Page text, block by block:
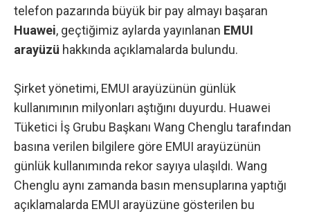
telefon pazarında büyük bir pay almayı başaran
Huawei, geçtiğimiz aylarda yayınlanan EMUI
arayüzü hakkında açıklamalarda bulundu.
Şirket yönetimi, EMUI arayüzünün günlük
kullanımının milyonları aştığını duyurdu. Huawei
Tüketici İş Grubu Başkanı Wang Chenglu tarafından
basına verilen bilgilere göre EMUI arayüzünün
günlük kullanımında rekor sayıya ulaşıldı. Wang
Chenglu aynı zamanda basın mensuplarına yaptığı
açıklamalarda EMUI arayüzüne gösterilen bu